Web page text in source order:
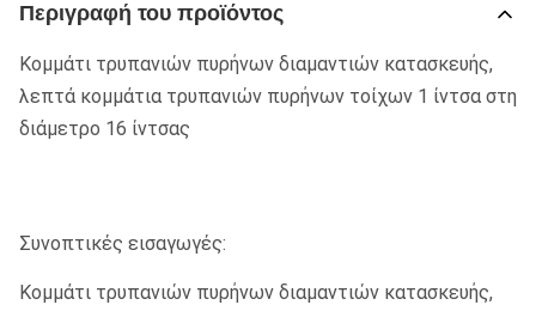
Περιγραφή του προϊόντος
Κομμάτι τρυπανιών πυρήνων διαμαντιών κατασκευής,
λεπτά κομμάτια τρυπανιών πυρήνων τοίχων 1 ίντσα στη
διάμετρο 16 ίντσας
Συνοπτικές εισαγωγές:
Κομμάτι τρυπανιών πυρήνων διαμαντιών κατασκευής,